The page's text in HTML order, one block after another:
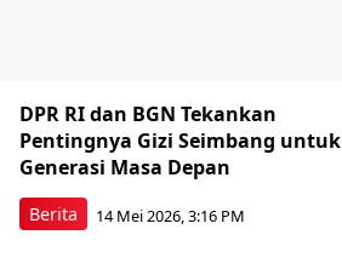
Berita
DPR RI dan BGN Tekankan
Pentingnya Gizi Seimbang untuk
Generasi Masa Depan
14 Mei 2026, 3:16 PM